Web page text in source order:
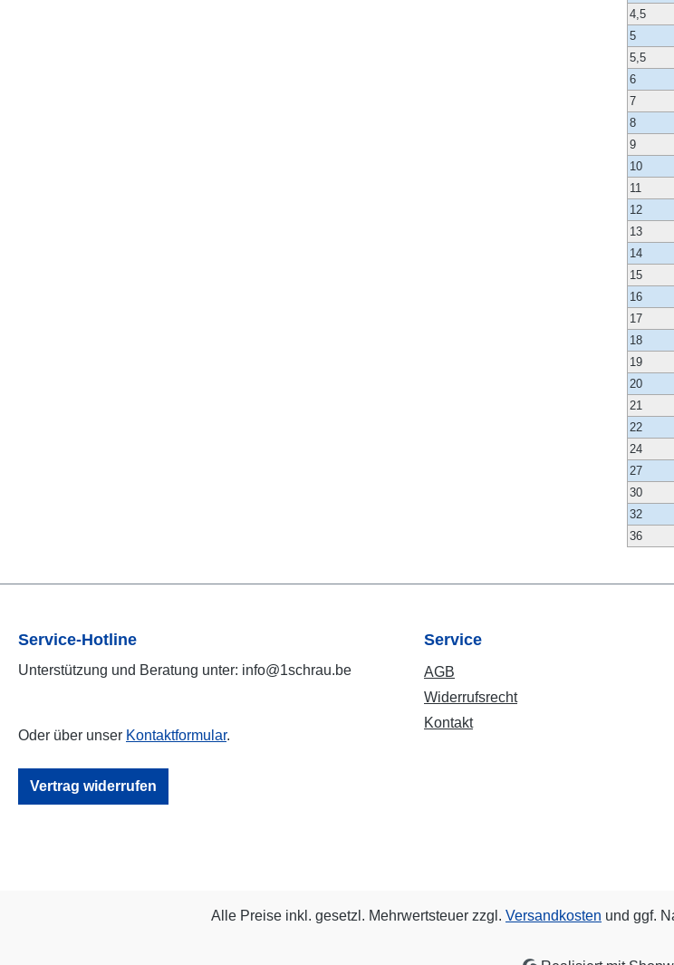
4,5
5
5,5
6
7
8
9
10
11
12
13
14
15
16
17
18
19
20
21
22
24
27
30
32
36
Service-Hotline
Unterstützung und Beratung unter: info@1schrau.be
Oder über unser Kontaktformular.
Vertrag widerrufen
Service
AGB
Widerrufsrecht
Kontakt
Alle Preise inkl. gesetzl. Mehrwertsteuer zzgl. Versandkosten und ggf.